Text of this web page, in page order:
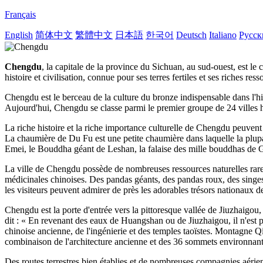
Français
English 简体中文 繁體中文 日本語 한국어 Deutsch Italiano
Chengdu, la capitale de la province du Sichuan, au sud-ouest, est
histoire et civilisation, connue pour ses terres fertiles et ses riches
Chengdu est le berceau de la culture du bronze indispensable dans
Aujourd'hui, Chengdu se classe parmi le premier groupe de 24 villes
La riche histoire et la riche importance culturelle de Chengdu
La chaumière de Du Fu est une petite chaumière dans laquelle la
Emei, le Bouddha géant de Leshan, la falaise des mille bouddhas de
La ville de Chengdu possède de nombreuses ressources naturelles
médicinales chinoises. Des pandas géants, des pandas roux, des
les visiteurs peuvent admirer de près les adorables trésors
Chengdu est la porte d'entrée vers la pittoresque vallée de
dit : « En revenant des eaux de Huangshan ou de Jiuzhaigou, il n'est
chinoise ancienne, de l'ingénierie et des temples taoïstes. Montagne
combinaison de l'architecture ancienne et des 36 sommets